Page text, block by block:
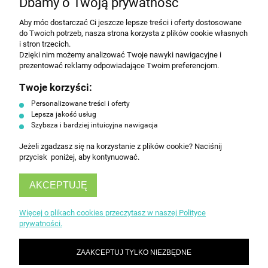
Wyrażam zgodę na przesyłanie informacji
handlowej na poniższy adres email. Więcej w
ZAPISZ SIĘ
Aby móc dostarczać Ci jeszcze lepsze treści i oferty dostosowane
do Twoich potrzeb, nasza strona korzysta z plików cookie własnych
i stron trzecich.
Dzięki nim możemy analizować Twoje nawyki nawigacyjne i
prezentować reklamy odpowiadające Twoim preferencjom.
Twoje korzyści:
Personalizowane treści i oferty
Lepsza jakość usług
Szybsza i bardziej intuicyjna nawigacja
Jeżeli zgadzasz się na korzystanie z plików cookie? Naciśnij
przycisk poniżej, aby kontynuować.
AKCEPTUJĘ
Więcej o plikach cookies przeczytasz w naszej Polityce
prywatności.
ZAAKCEPTUJ TYLKO NIEZBĘDNE